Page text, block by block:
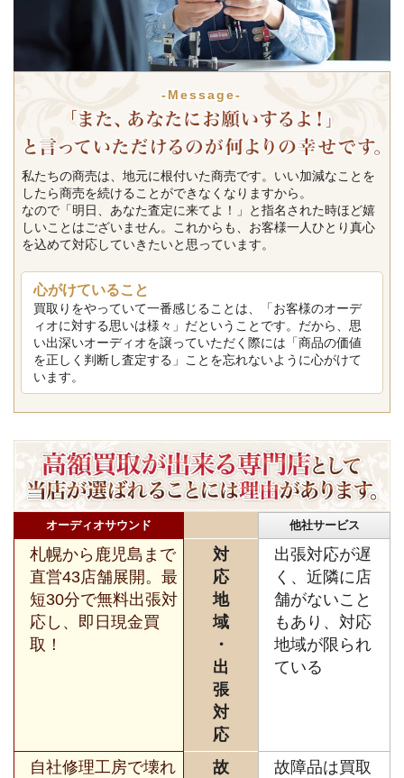
-Message-
私たちの商売は、地元に根付いた商売です。いい加減なことを
したら商売を続けることができなくなりますから。
なので「明日、あなた査定に来てよ！」と指名された時ほど嬉
しいことはございません。これからも、お客様一人ひとり真心
を込めて対応していきたいと思っています。
心がけていること
買取りをやっていて一番感じることは、「お客様のオーデ
ィオに対する思いは様々」だということです。だから、思
い出深いオーディオを譲っていただく際には「商品の価値
を正しく判断し査定する」ことを忘れないように心がけて
います。
オーディオサウンド 他社サービス
札幌から鹿児島まで
直営43店舗展開。最
短30分で無料出張対
応し、即日現金買
取！
対
応
地
域
・
出
張
対
応
出張対応が遅
く、近隣に店
舗がないこと
もあり、対応
地域が限られ
ている
自社修理工房で壊れ
故
故障品は買取